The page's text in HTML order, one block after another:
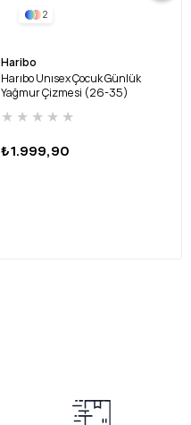
2
Haribo
Harıbo Unısex Çocuk Günlük
Yağmur Çizmesi (26-35)
★ ★ ★ ★ ★
₺1.999,90